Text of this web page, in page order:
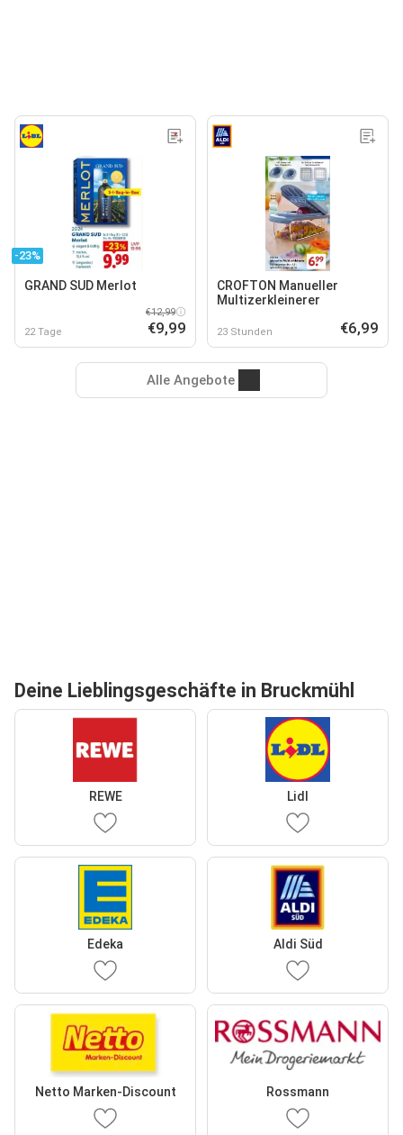
-23%
GRAND SUD Merlot
22 Tage
€12,99
€9,99
CROFTON Manueller
Multizerkleinerer
23 Stunden €6,99
Alle Angebote
Deine Lieblingsgeschäfte in Bruckmühl
REWE Lidl
Edeka Aldi Süd
Netto Marken-Discount Rossmann